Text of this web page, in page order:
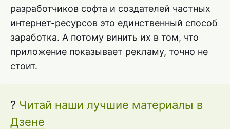
разработчиков софта и создателей частных
интернет-ресурсов это единственный способ
заработка. А потому винить их в том, что
приложение показывает рекламу, точно не
стоит.
? Читай наши лучшие материалы в
Дзене